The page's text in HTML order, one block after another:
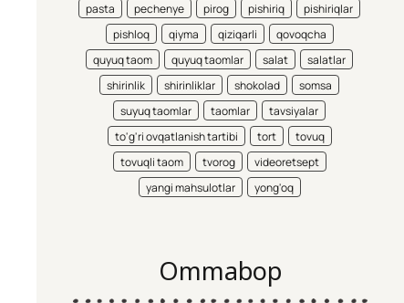
pasta
pechenye pirog pishiriq
pishiriqlar
pishloq
qiyma qiziqarli
qovoqcha
quyuq taom
quyuq taomlar salat
salatlar
shirinlik
shirinliklar shokolad
somsa
suyuq taomlar
taomlar
tavsiyalar
to'g'ri ovqatlanish tartibi
tort
tovuq
tovuqli taom
tvorog
videoretsept
yangi mahsulotlar
yong'oq
Ommabop